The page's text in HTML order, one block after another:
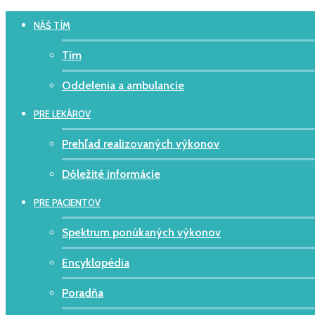
NÁŠ TÍM
Tím
Oddelenia a ambulancie
PRE LEKÁROV
Prehľad realizovaných výkonov
Dôležité informácie
PRE PACIENTOV
Spektrum ponúkaných výkonov
Encyklopédia
Poradňa